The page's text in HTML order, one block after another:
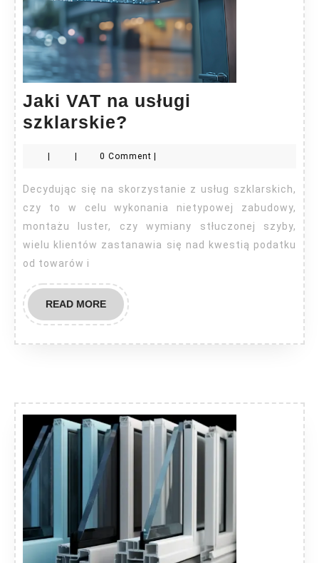
Jaki VAT na usługi
szklarskie?
na
usługi
szklarskie?
| | 0 Comment |
Decydując się na skorzystanie z usług szklarskich,
czy to w celu wykonania nietypowej zabudowy,
montażu luster, czy wymiany stłuczonej szyby,
wielu klientów zastanawia się nad kwestią podatku
od towarów i
READ MOREREAD
MORE